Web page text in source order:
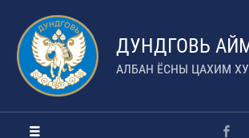
ДУНДГОВЬ
АЛБАН ЁСНЫ ЦАХИМ